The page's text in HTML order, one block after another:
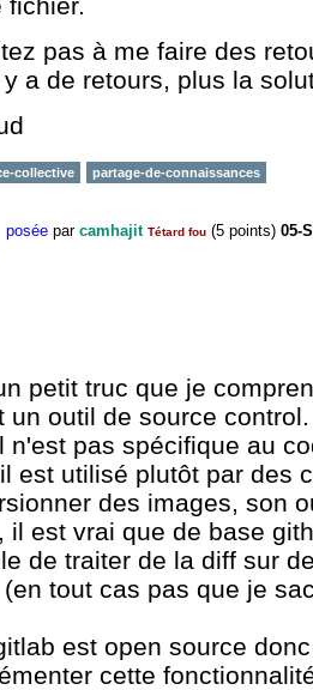
pas à me faire des
a de retours, plus la
collective partage-de-connaissances
posée par camhajit Tétard fou (5 points) 05-
petit truc que je
un outil de source control.
n'est pas spécifique au
est utilisé plutôt par des
des images, son
il est vrai que de base
de traiter de la diff sur
tout cas pas que je
est open source
cette